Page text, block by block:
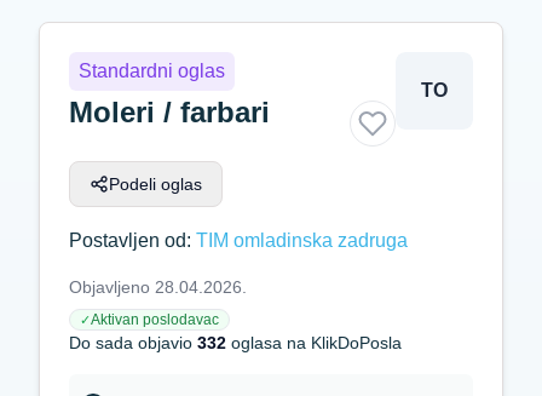
Standardni oglas
Moleri / farbari
Podeli oglas
TO
Postavljen od: TIM omladinska zadruga
Objavljeno 28.04.2026.
✓Aktivan poslodavac
Do sada objavio 332 oglasa na KlikDoPosla